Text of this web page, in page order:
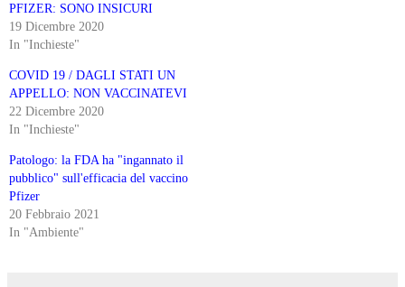
PFIZER: SONO INSICURI
19 Dicembre 2020
In "Inchieste"
COVID 19 / DAGLI STATI UN
APPELLO: NON VACCINATEVI
22 Dicembre 2020
In "Inchieste"
Patologo: la FDA ha "ingannato il
pubblico" sull'efficacia del vaccino
Pfizer
20 Febbraio 2021
In "Ambiente"